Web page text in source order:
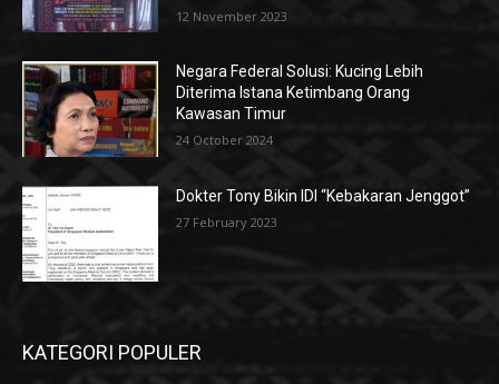
12 November 2023
Negara Federal Solusi: Kucing Lebih
Diterima Istana Ketimbang Orang
Kawasan Timur
24 October 2024
Dokter Tony Bikin IDI “Kebakaran Jenggot”
27 February 2023
KATEGORI POPULER